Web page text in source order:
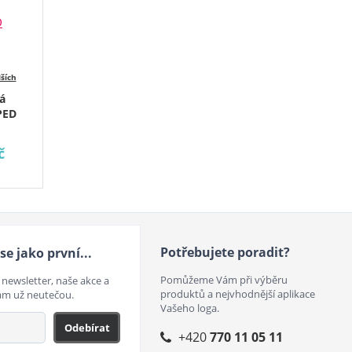
jako první...
naše akce a
už neutečou.
Odebírat
Potřebujete poradit?
Pomůžeme Vám při výběru
produktů a nejvhodnější aplikace
Vašeho loga.
+420770 11 05 11